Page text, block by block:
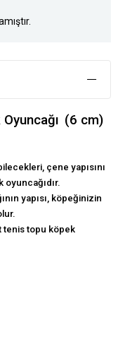
(6 cm)
çene yapısını
yapısı, köpeğinizin
tenis topu köpek